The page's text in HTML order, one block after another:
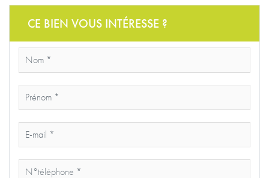
CE BIEN VOUS INTÉRESSE ?